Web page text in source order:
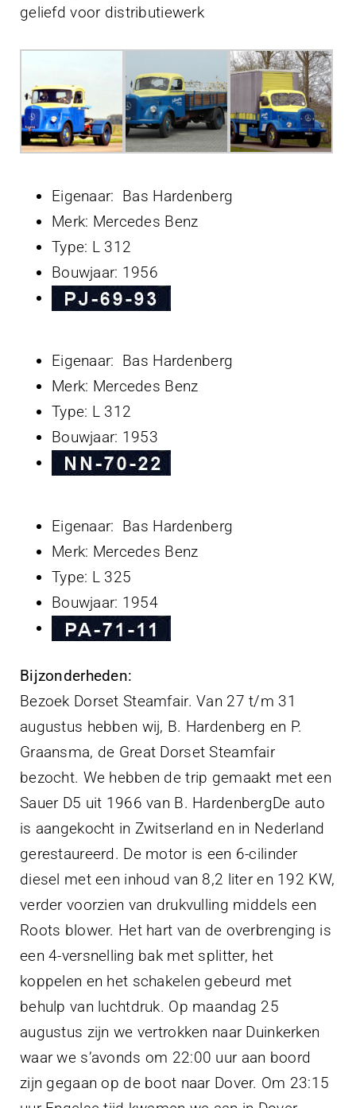
geliefd voor distributiewerk
Eigenaar: Bas Hardenberg
Merk: Mercedes Benz
Type: L 312
Bouwjaar: 1956
Eigenaar: Bas Hardenberg
Merk: Mercedes Benz
Type: L 312
Bouwjaar: 1953
Eigenaar: Bas Hardenberg
Merk: Mercedes Benz
Type: L 325
Bouwjaar: 1954
Bijzonderheden:
Bezoek Dorset Steamfair. Van 27 t/m 31
augustus hebben wij, B. Hardenberg en P.
Graansma, de Great Dorset Steamfair
bezocht. We hebben de trip gemaakt met een
Sauer D5 uit 1966 van B. HardenbergDe auto
is aangekocht in Zwitserland en in Nederland
gerestaureerd. De motor is een 6-cilinder
diesel met een inhoud van 8,2 liter en 192 KW,
verder voorzien van drukvulling middels een
Roots blower. Het hart van de overbrenging is
een 4-versnelling bak met splitter, het
koppelen en het schakelen gebeurd met
behulp van luchtdruk. Op maandag 25
augustus zijn we vertrokken naar Duinkerken
waar we s’avonds om 22:00 uur aan boord
zijn gegaan op de boot naar Dover. Om 23:15